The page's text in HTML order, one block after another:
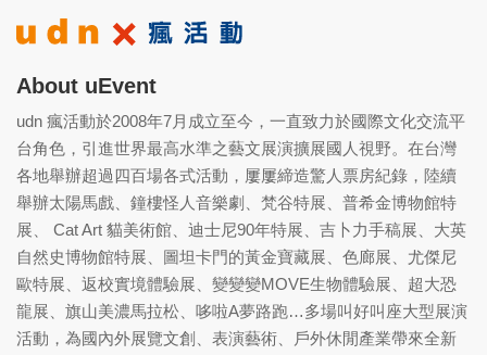
About uEvent
udn 瘋活動於2008年7月成立至今，一直致力於國際文化交流平
台角色，引進世界最高水準之藝文展演擴展國人視野。在台灣
各地舉辦超過四百場各式活動，屢屢締造驚人票房紀錄，陸續
舉辦太陽馬戲、鐘樓怪人音樂劇、梵谷特展、普希金博物館特
展、 Cat Art 貓美術館、迪士尼90年特展、吉卜力手稿展、大英
自然史博物館特展、圖坦卡門的黃金寶藏展、色廊展、尤傑尼
歐特展、返校實境體驗展、變變變MOVE生物體驗展、超大恐
龍展、旗山美濃馬拉松、哆啦A夢路跑…多場叫好叫座大型展演
活動，為國內外展覽文創、表演藝術、戶外休閒產業帶來全新